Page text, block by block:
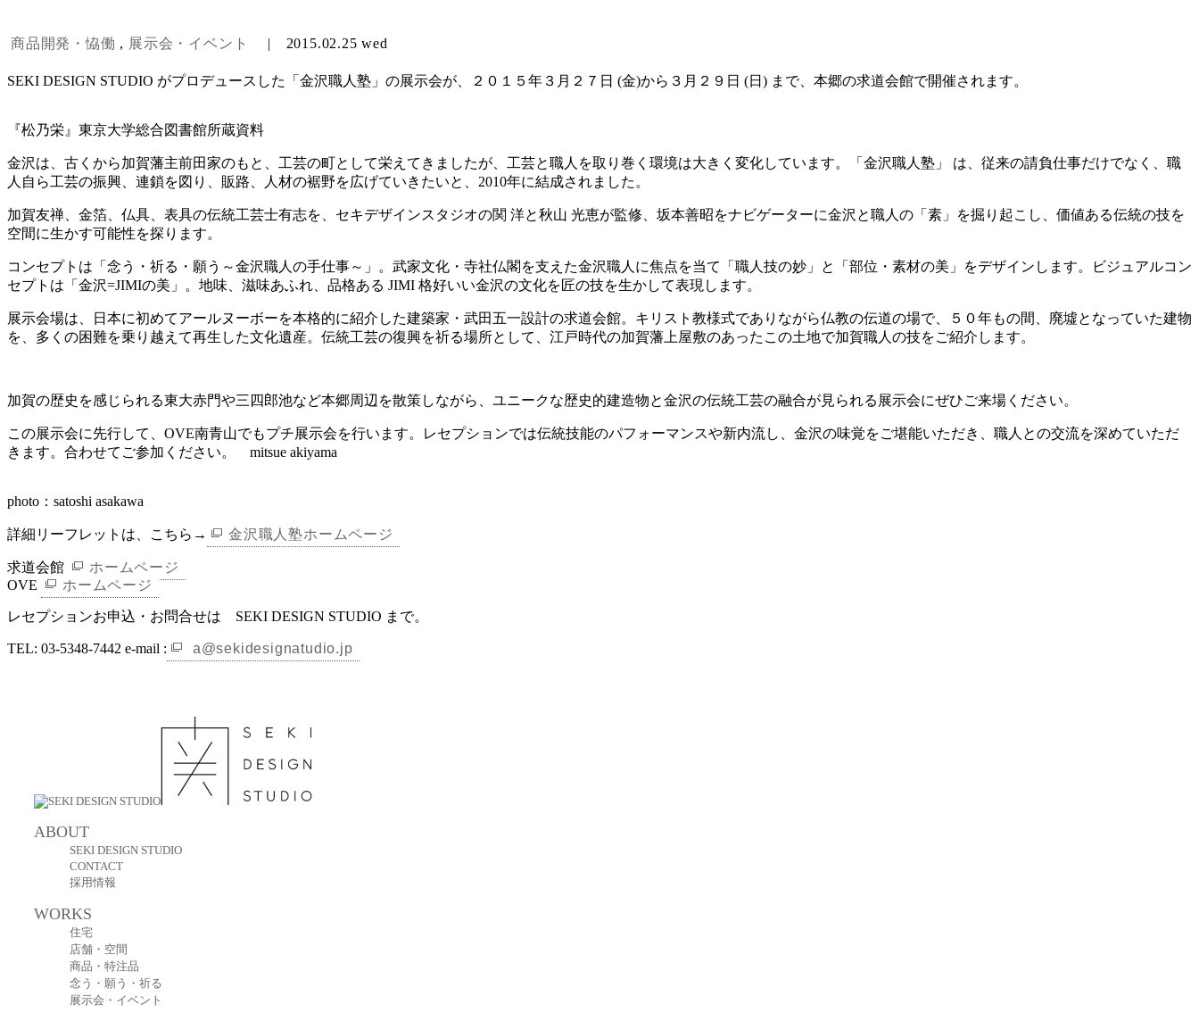
商品開発・恊働 , 展示会・イベント | 2015.02.25 wed
SEKI DESIGN STUDIO がプロデュースした「金沢職人塾」の展示会が、２０１５年３月２７日 (金)から３月２９日 (日) まで、本郷の求道会館で開催されます。
『松乃栄』東京大学総合図書館所蔵資料
金沢は、古くから加賀藩主前田家のもと、工芸の町として栄えてきましたが、工芸と職人を取り巻く環境は大きく変化しています。「金沢職人塾」 は、従来の請負仕事だけでなく、職
人自ら工芸の振興、連鎖を図り、販路、人材の裾野を広げていきたいと、2010年に結成されました。
加賀友禅、金箔、仏具、表具の伝統工芸士有志を、セキデザインスタジオの関 洋と秋山 光恵が監修、坂本善昭をナビゲーターに金沢と職人の「素」を掘り起こし、価値ある伝統の技を
空間に生かす可能性を探ります。
コンセプトは「念う・祈る・願う～金沢職人の手仕事～」。武家文化・寺社仏閣を支えた金沢職人に焦点を当て「職人技の妙」と「部位・素材の美」をデザインします。ビジュアルコン
セプトは「金沢=JIMIの美」。地味、滋味あふれ、品格ある JIMI 格好いい金沢の文化を匠の技を生かして表現します。
展示会場は、日本に初めてアールヌーボーを本格的に紹介した建築家・武田五一設計の求道会館。キリスト教様式でありながら仏教の伝道の場で、５０年もの間、廃墟となっていた建物
を、多くの困難を乗り越えて再生した文化遺産。伝統工芸の復興を祈る場所として、江戸時代の加賀藩上屋敷のあったこの土地で加賀職人の技をご紹介します。
加賀の歴史を感じられる東大赤門や三四郎池など本郷周辺を散策しながら、ユニークな歴史的建造物と金沢の伝統工芸の融合が見られる展示会にぜひご来場ください。
この展示会に先行して、OVE南青山でもプチ展示会を行います。レセプションでは伝統技能のパフォーマンスや新内流し、金沢の味覚をご堪能いただき、職人との交流を深めていただ
きます。合わせてご参加ください。 mitsue akiyama
photo：satoshi asakawa
詳細リーフレットは、こちら→ 金沢職人塾ホームページ
求道会館
ホームページ
OVE
ホームページ
レセプションお申込・お問合せは SEKI DESIGN STUDIO まで。
TEL: 03-5348-7442 e-mail : a@sekidesignatudio.jp
ABOUT
SEKI DESIGN STUDIO
CONTACT
採用情報
WORKS
住宅
店舗・空間
商品・特注品
念う・願う・祈る
展示会・イベント